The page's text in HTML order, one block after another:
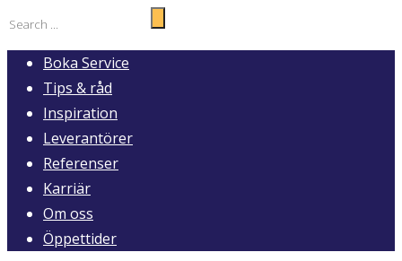
Boka Service
Tips & råd
Inspiration
Leverantörer
Referenser
Karriär
Om oss
Öppettider